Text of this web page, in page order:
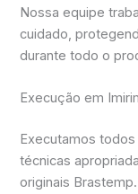
Nossa equipe
cuidado,
durante todo o
Execução em
Executamos
técnicas
originais